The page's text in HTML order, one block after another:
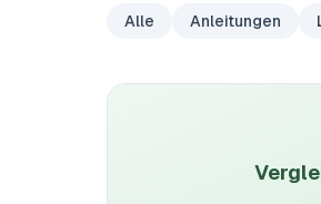
Alle Anleitungen